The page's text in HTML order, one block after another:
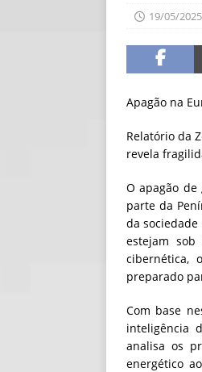
19/05/2025
Apagão na
Relatório da
revela
O apagão
parte da
da
estejam
cibernética,
preparado
Com base
inteligência
analisa os
energético